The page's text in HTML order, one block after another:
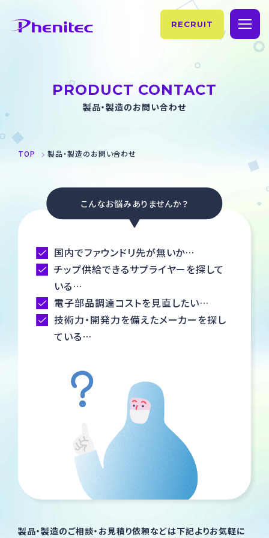
企業情報
フェニテックの歴史
会社概要・拠点情報
製造情報
SiC
サステナビリティ
お問い合わせ
総合お問い合わせ
採用のお問い合わせ
RECRUIT
PRODUCT CONTACT
製品・製造のお問い合わせ
TOP 製品・製造のお問い合わせ
こんなお悩みありませんか？
国内でファウンドリ先が無いか…
チップ供給できるサプライヤーを探して
いる…
電子部品調達コストを見直したい…
技術力・開発力を備えたメーカーを探し
ている…
製品・製造のご相談・お見積り依頼などは下記よりお気軽に